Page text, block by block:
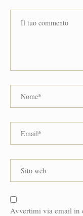
Avvertimi via email in